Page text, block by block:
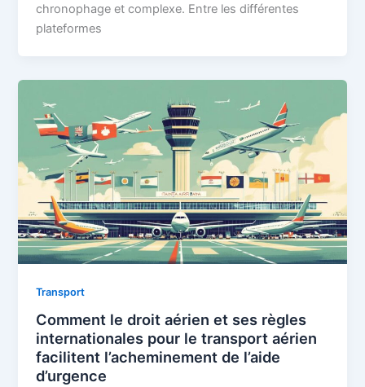
chronophage et complexe. Entre les différentes
plateformes
Transport
Comment le droit aérien et ses règles
internationales pour le transport aérien
facilitent l’acheminement de l’aide
d’urgence